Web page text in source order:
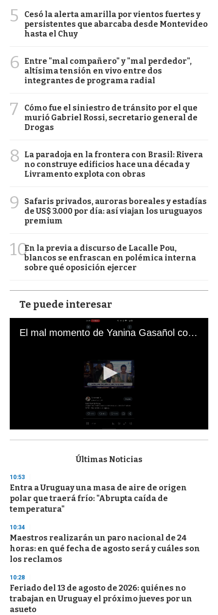
5
Cesó la alerta amarilla por vientos fuertes y
persistentes que abarcaba desde Montevideo
hasta el Chuy
6
Entre "mal compañero" y "mal perdedor",
altísima tensión en vivo entre dos
integrantes de programa radial
7
Cómo fue el siniestro de tránsito por el que
murió Gabriel Rossi, secretario general de
Drogas
8
La paradoja en la frontera con Brasil: Rivera
no construye edificios hace una década y
Livramento explota con obras
9
Safaris privados, auroras boreales y estadías
de US$ 3.000 por día: así viajan los uruguayos
premium
10En la previa a discurso de Lacalle Pou,
blancos se enfrascan en polémica interna
sobre qué oposición ejercer
Te puede interesar
El mal momento de Yanina Gasañol con un hincha argentino en "Subrayado"
s
d
s
o
f
3
s
e
c
o
n
Últimas Noticias
10:53
Entra a Uruguay una masa de aire de origen
polar que traerá frío: "Abrupta caída de
temperatura"
10:34
Maestros realizarán un paro nacional de 24
horas: en qué fecha de agosto será y cuáles son
los reclamos
10:28
Feriado del 13 de agosto de 2026: quiénes no
trabajan en Uruguay el próximo jueves por un
asueto